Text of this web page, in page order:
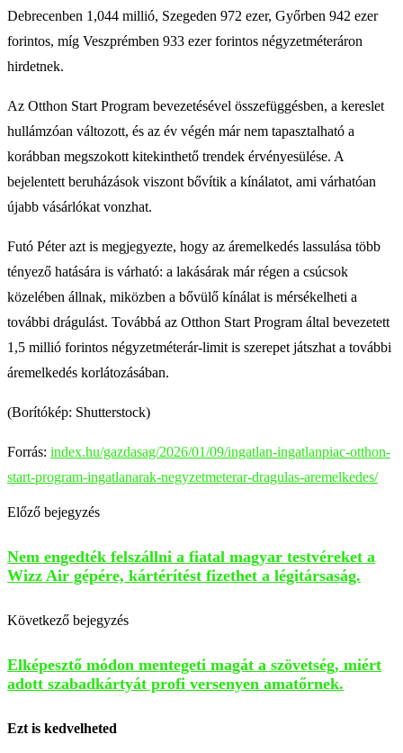
Debrecenben 1,044 millió, Szegeden 972 ezer, Győrben 942 ezer
forintos, míg Veszprémben 933 ezer forintos négyzetméteráron
hirdetnek.
Az Otthon Start Program bevezetésével összefüggésben, a kereslet
hullámzóan változott, és az év végén már nem tapasztalható a
korábban megszokott kitekinthető trendek érvényesülése. A
bejelentett beruházások viszont bővítik a kínálatot, ami várhatóan
újabb vásárlókat vonzhat.
Futó Péter azt is megjegyezte, hogy az áremelkedés lassulása több
tényező hatására is várható: a lakásárak már régen a csúcsok
közelében állnak, miközben a bővülő kínálat is mérsékelheti a
további drágulást. Továbbá az Otthon Start Program által bevezetett
1,5 millió forintos négyzetméterár-limit is szerepet játszhat a további
áremelkedés korlátozásában.
(Borítókép: Shutterstock)
Forrás: index.hu/gazdasag/2026/01/09/ingatlan-ingatlanpiac-otthon-
start-program-ingatlanarak-negyzetmeterar-dragulas-aremelkedes/
Előző bejegyzés
Nem engedték felszállni a fiatal magyar testvéreket a
Wizz Air gépére, kártérítést fizethet a légitársaság.
Következő bejegyzés
Elképesztő módon mentegeti magát a szövetség, miért
adott szabadkártyát profi versenyen amatőrnek.
Ezt is kedvelheted